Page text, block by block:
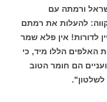
ורמתה עם
להעלות את רמתם
לדורות! אין פלא שמר
האלפים הללו מיד, כי
הם חומר הטוב
לשלטון".